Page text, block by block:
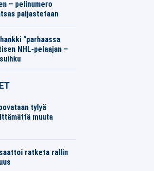
– pelinumero
paljastetaan
”parhaassa
NHL-pelaajan –
tylyä
muuta
ratketa rallin